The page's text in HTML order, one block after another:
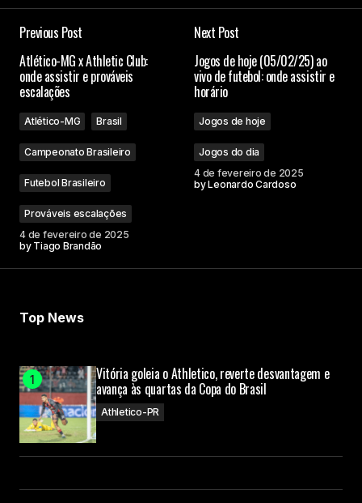
Previous Post
Atlético-MG x Athletic Club:
onde assistir e prováveis
escalações
Atlético-MG Brasil
Campeonato Brasileiro
Futebol Brasileiro
Prováveis escalações
4 de fevereiro de 2025
by Tiago Brandão
Next Post
Jogos de hoje (05/02/25) ao
vivo de futebol: onde assistir e
horário
Jogos de hoje
Jogos do dia
4 de fevereiro de 2025
byLeonardo Cardoso
Top News
Vitória goleia o Athletico, reverte desvantagem e
avança às quartas da Copa do Brasil
Athletico-PR